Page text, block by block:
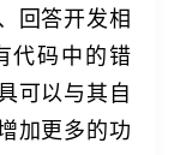
回答开发相
代码中的错
可以与其自
加更多的功